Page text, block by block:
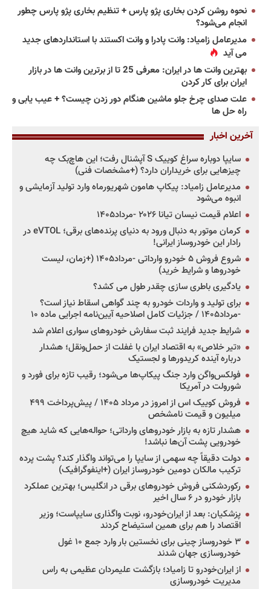
نحوه روشن کردن بخاری پژو پارس + تنظیم بخاری پژو پارس چطور
انجام می‌شود؟
مدیرعامل زامیاد: وانت پادرا و وانت اکستند با استانداردهای جدید
می آید
بهترین وانت ها در ایران: معرفی 25 تا از برترین وانت ها در بازار
ایران برای کار کردن
علت صدای چرخ جلو ماشین هنگام دور زدن چیست؟ + عیب یابی و
راه حل ها
آخرین اخبار
سایپا دوباره سراغ کوییک S آپشنال رفت؛ این هاچ‌بک چه
چیزهایی برای خریداران دارد؟ (+مشخصات فنی)
مدیرعامل زامیاد: پیکاپ هامون شهریورماه وارد تولید آزمایشی و
انبوه می‌شود
اعلام قیمت نیسان تیانا ۲۰۲۶ -مرداد۱۴۰۵
کرمان موتور به دنبال ورود به دنیای پرنده‌های برقی؛ eVTOL در
رادار این خودروساز ایرانی!
شروع فروش ۵ خودرو وارداتی -مرداد۱۴۰۵ (+زمان، لیست
خودروها و شرایط خرید)
یادگیری باطری سازی چقدر طول می کشد؟
برای تولید و واردات خودرو به چند گواهی اسقاط نیاز است؟
-مرداد۱۴۰۵ / جزئیات کامل اصلاحیه آیین‌نامه اجرایی ماده ۱۰
شرایط جدید فرایند ثبت سفارش خودروهای سواری اعلام شد
«تیر خلاص» به اقتصاد ایران با غفلت از حمل‌ونقل؛ هشدار
درباره آینده کریدورها و لجستیک
فولکس‌واگن وارد جنگ پیکاپ‌ها می‌شود؛ رقیب تازه برای فورد و
شورولت در آمریکا
فروش کوییک اس از امروز در مرداد ۱۴۰۵ / پیش‌پرداخت ۴۹۹
میلیون و قیمت نامشخص
هشدار تازه به بازار خودروهای وارداتی؛ حواله‌هایی که شاید هیچ
خودرویی پشت آن‌ها نباشد!
دولت دقیقاً چه سهمی از سایپا را می‌تواند واگذار کند؟ پشت پرده
ترکیب مالکان دومین خودروساز ایران (+اینفوگرافیک)
رکوردشکنی فروش خودروهای برقی در انگلیس؛ بهترین عملکرد
بازار خودرو در ۶ سال اخیر
پزشکیان: بعد از ایران‌خودرو، نوبت واگذاری سایپاست؛ وزیر
اقتصاد را هم برای همین استیضاح کردند
۳ خودروساز چینی برای نخستین بار وارد جمع ۱۰ غول
خودروسازی جهان شدند
از ایران‌خودرو تا زامیاد؛ بازگشت علیمردان عظیمی به راس
مدیریت خودروسازی